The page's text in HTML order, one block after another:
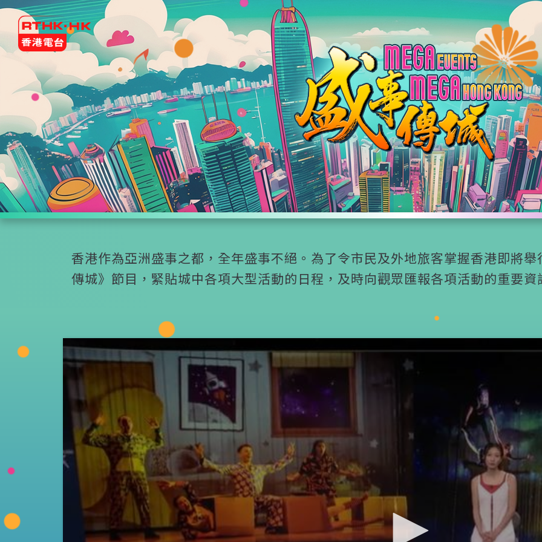
香港作為亞洲盛事之都，全年盛事不絕。為了令市民及外地旅客掌握香港即將
傳城》節目，緊貼城中各項大型活動的日程，及時向觀眾匯報各項活動的重要資